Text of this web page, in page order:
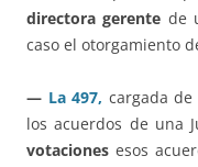
directora gerente de
caso el otorgamiento
— La 497, cargada
los acuerdos de una
votaciones esos